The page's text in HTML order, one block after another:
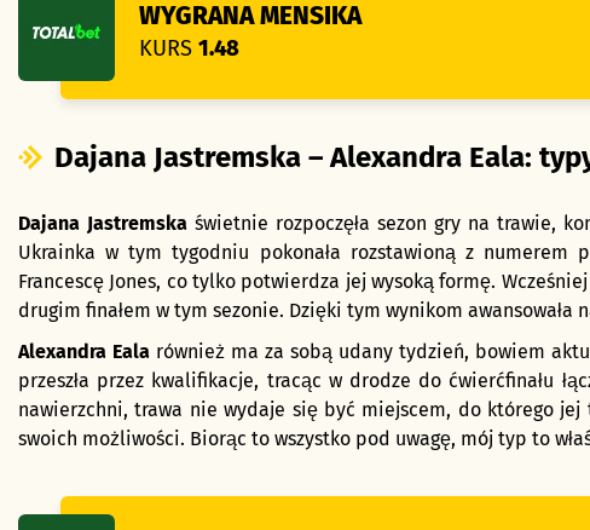
WYGRANA MENSIKA
KURS 1.48
Dajana Jastremska – Alexandra Eala:
Dajana Jastremska świetnie rozpoczęła sezon gry na trawie,
Ukrainka w tym tygodniu pokonała rozstawioną z
Francescę Jones, co tylko potwierdza jej wysoką formę.
drugim finałem w tym sezonie. Dzięki tym wynikom awansowała
Alexandra Eala również ma za sobą udany tydzień, bowiem
przeszła przez kwalifikacje, tracąc w drodze do ćwierćfinału
nawierzchni, trawa nie wydaje się być miejscem, do którego
swoich możliwości. Biorąc to wszystko pod uwagę, mój typ to